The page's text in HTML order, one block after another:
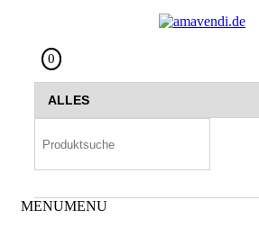
content
0
MENUMENU